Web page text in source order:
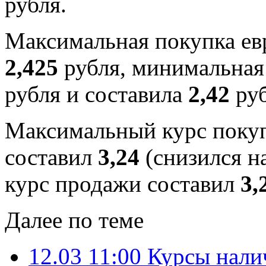
Максимальная покупка
2,425 рубля,
рубля и составила 2,42
Максимальный курс
составил 3,24 (снизился
курс продажи составил
Далее по теме
12.03 11:00 Курсы